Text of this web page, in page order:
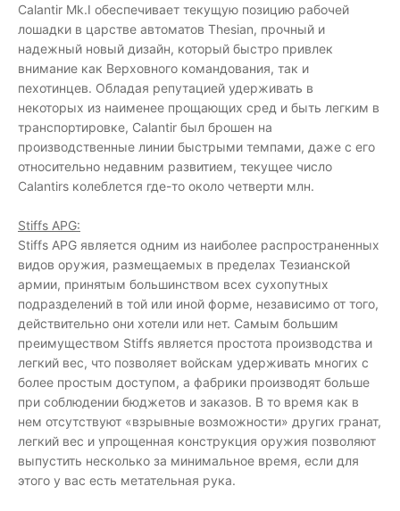
Calantir Mk.I обеспечивает текущую позицию рабочей
лошадки в царстве автоматов Thesian, прочный и
надежный новый дизайн, который быстро привлек
внимание как Верховного командования, так и
пехотинцев. Обладая репутацией удерживать в
некоторых из наименее прощающих сред и быть легким в
транспортировке, Calantir был брошен на
производственные линии быстрыми темпами, даже с его
относительно недавним развитием, текущее число
Calantirs колеблется где-то около четверти млн.
Stiffs APG:
Stiffs APG является одним из наиболее распространенных
видов оружия, размещаемых в пределах Тезианской
армии, принятым большинством всех сухопутных
подразделений в той или иной форме, независимо от того,
действительно они хотели или нет. Самым большим
преимуществом Stiffs является простота производства и
легкий вес, что позволяет войскам удерживать многих с
более простым доступом, а фабрики производят больше
при соблюдении бюджетов и заказов. В то время как в
нем отсутствуют «взрывные возможности» других гранат,
легкий вес и упрощенная конструкция оружия позволяют
выпустить несколько за минимальное время, если для
этого у вас есть метательная рука.